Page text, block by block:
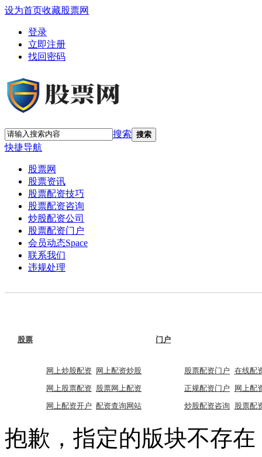
设为首页收藏股票网
登录
立即注册
找回密码
搜索 搜索
快捷导航
股票网
股票资讯
股票配资技巧
股票配资咨询
炒股配资公司
股票配资门户
会员动态Space
联系我们
违规处理
股票
网上炒股配资
网上配资炒股
网上股票配资
股票网上配资
网上配资开户 配资查询网站
门户
股票配资门户 在线配
正规配资门户
网上配
炒股配资咨询
股票配
抱歉，指定的版块不存在